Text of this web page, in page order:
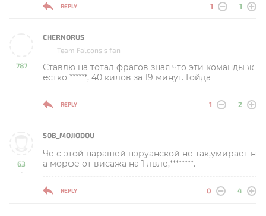
REPLY 1 1
787
-
CHERNORUS
Team Falcons s fan
Ставлю на тотал фрагов зная что эти команды ж
естко ******, 40 килов за 19 минут. Гойда
REPLY 1 2
63
-
SOB_MOJIODOU
Че с этой парашей пэруанской не так,умирает н
а морфе от висажа на 1 лвле,********.
REPLY 0 4